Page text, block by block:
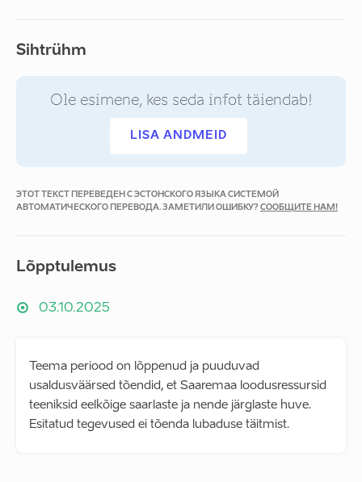
Sihtrühm
Ole esimene, kes seda infot täiendab!
LISA ANDMEID
ЭТОТ ТЕКСТ ПЕРЕВЕДЕН С ЭСТОНСКОГО ЯЗЫКА СИСТЕМОЙ
АВТОМАТИЧЕСКОГО ПЕРЕВОДА. ЗАМЕТИЛИ ОШИБКУ? СООБЩИТЕ НАМ!
Lõpptulemus
03.10.2025
Teema periood on lõppenud ja puuduvad
usaldusväärsed tõendid, et Saaremaa loodusressursid
teeniksid eelkõige saarlaste ja nende järglaste huve.
Esitatud tegevused ei tõenda lubaduse täitmist.